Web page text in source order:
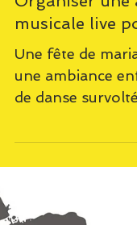
Organiser une
musicale live
Une fête de
une ambiance